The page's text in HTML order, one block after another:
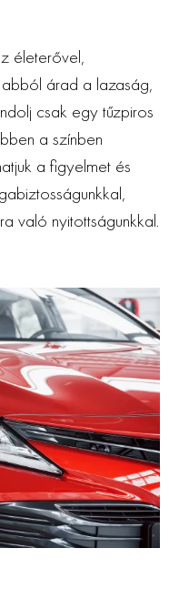
életerővel,
árad a lazaság,
csak egy tűzpiros
a színben
a figyelmet és
való nyitottságunkkal.